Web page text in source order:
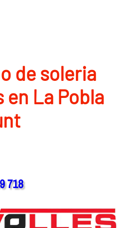
de soleria
La Pobla
718